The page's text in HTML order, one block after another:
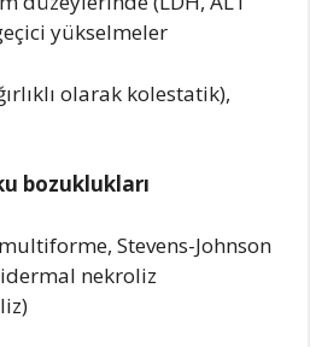
yükselmeler
olarak kolestatik),
bozuklukları
Stevens-Johnson
nekroliz